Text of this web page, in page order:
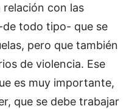
relación con las
de todo tipo- que se
pero que también
de violencia. Ese
es muy importante,
que se debe trabajar